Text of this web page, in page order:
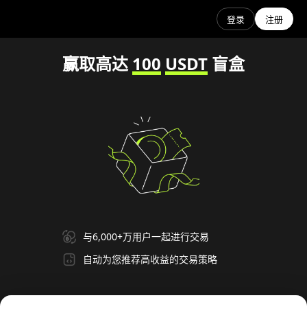
登录 注册
赢取高达100 USDT 盲盒
与6,000+万用户一起进行交易
自动为您推荐高收益的交易策略